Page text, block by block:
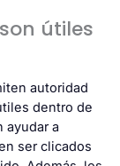
útiles
autoridad
dentro de
ayudar a
ser clicados